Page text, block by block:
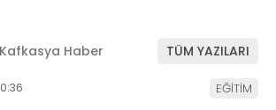
Haber TÜM YAZILARI
EĞİTİM